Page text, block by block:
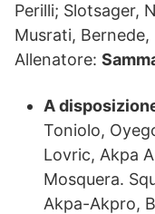
Perilli; Slotsager,
Musrati,
Allenatore:
A
Toniolo,
Lovric, Akpa
Mosquera.
Akpa-Akpro,